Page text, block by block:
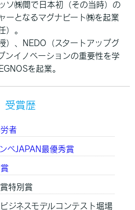
ソ㈱間で日本初（その当時）の
ーとなるマグナビート㈱を起業
）。
）、NEDO（スタートアップグ
ンイノベーションの重要性を学
を起業。
受賞歴
者
ペJAPAN最優秀賞
特別賞
ジネスモデルコンテスト堀場